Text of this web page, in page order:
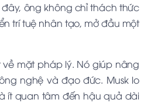
ông không chỉ thách thức
trí tuệ nhân tạo, mở đầu một
mặt pháp lý. Nó giúp nâng
nghệ và đạo đức. Musk lo
ít quan tâm đến hậu quả dài